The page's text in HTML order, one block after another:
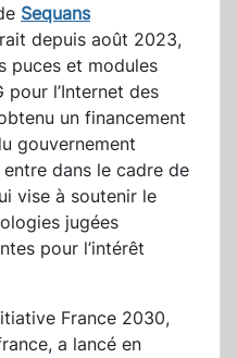
Sequans
depuis août 2023,
puces et modules
l’Internet des
un financement
gouvernement
dans le cadre de
vise à soutenir le
jugées
pour l’intérêt
France 2030,
a lancé en